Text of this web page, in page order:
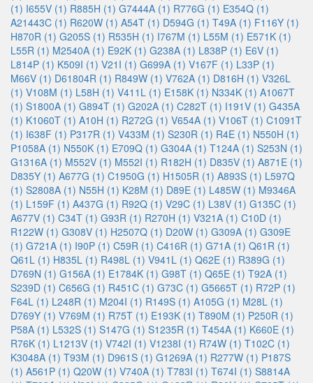
(1) I655V (1) R885H (1) G7444A (1) R776G (1) E354Q (1)
A21443C (1) R620W (1) A54T (1) D594G (1) T49A (1) F116Y (1)
H870R (1) G205S (1) R535H (1) I767M (1) L55M (1) E571K (1)
L55R (1) M2540A (1) E92K (1) G238A (1) L838P (1) E6V (1)
L814P (1) K509I (1) V21I (1) G699A (1) V167F (1) L33P (1)
M66V (1) D61804R (1) R849W (1) V762A (1) D816H (1) V326L
(1) V108M (1) L58H (1) V411L (1) E158K (1) N334K (1) A1067T
(1) S1800A (1) G894T (1) G202A (1) C282T (1) I191V (1) G435A
(1) K1060T (1) A10H (1) R272G (1) V654A (1) V106T (1) C1091T
(1) I638F (1) P317R (1) V433M (1) S230R (1) R4E (1) N550H (1)
P1058A (1) N550K (1) E709Q (1) G304A (1) T124A (1) S253N (1)
G1316A (1) M552V (1) M552I (1) R182H (1) D835V (1) A871E (1)
D835Y (1) A677G (1) C1950G (1) H1505R (1) A893S (1) L597Q
(1) S2808A (1) N55H (1) K28M (1) D89E (1) L485W (1) M9346A
(1) L159F (1) A437G (1) R92Q (1) V29C (1) L38V (1) G135C (1)
A677V (1) C34T (1) G93R (1) R270H (1) V321A (1) C10D (1)
R122W (1) G308V (1) H2507Q (1) D20W (1) G309A (1) G309E
(1) G721A (1) I90P (1) C59R (1) C416R (1) G71A (1) Q61R (1)
Q61L (1) H835L (1) R498L (1) V941L (1) Q62E (1) R389G (1)
D769N (1) G156A (1) E1784K (1) G98T (1) Q65E (1) T92A (1)
S239D (1) C656G (1) R451C (1) G73C (1) G5665T (1) R72P (1)
F64L (1) L248R (1) M204I (1) R149S (1) A105G (1) M28L (1)
D769Y (1) V769M (1) R75T (1) E193K (1) T890M (1) P250R (1)
P58A (1) L532S (1) S147G (1) S1235R (1) T454A (1) K660E (1)
R76K (1) L1213V (1) V742I (1) V1238I (1) R74W (1) T102C (1)
K3048A (1) T93M (1) D961S (1) G1269A (1) R277W (1) P187S
(1) A561P (1) Q20W (1) V740A (1) T783I (1) T674I (1) S8814A